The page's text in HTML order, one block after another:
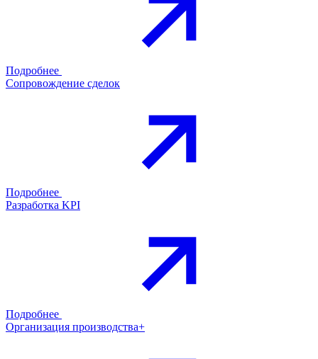
Подробнее
Сопровождение сделок
Подробнее
Разработка KPI
Подробнее
Организация производства+